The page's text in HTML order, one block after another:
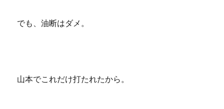
でも、油断はダメ。
山本でこれだけ打たれたから。